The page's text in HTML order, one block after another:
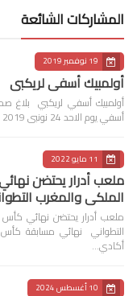
المشاركات الشائعة
19 نوفمبر 2019
أولمبيك أسفي لريكبي
أولمبيك أسفي لريكبي بلاغ
أسفي يوم الاحد 24 نونبى 2019 بمناسبة عيد الاستقلال بملع…
11 مايو 2022
ملعب أدرار يحتضن
الملكي والمغرب
ملعب أدرار يحتضن نهائي
أكادي…
10 أغسطس 2024